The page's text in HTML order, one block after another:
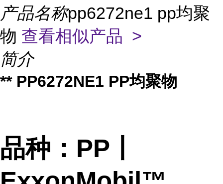
产品名称pp6272ne1 pp均聚
物 查看相似产品 >
简介
** PP6272NE1 PP均聚物
品种：PP丨